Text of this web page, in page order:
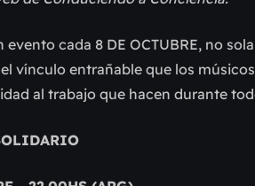
cada 8 DE OCTUBRE, no
vínculo entrañable que los
al trabajo que hacen durante